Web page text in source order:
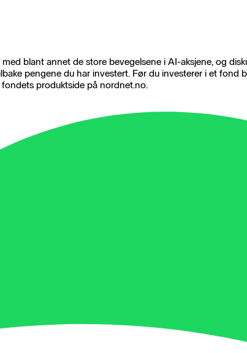
blant annet de store bevegelsene i AI-aksjene, og
pengene du har investert. Før du investerer i et
produktside på nordnet.no.